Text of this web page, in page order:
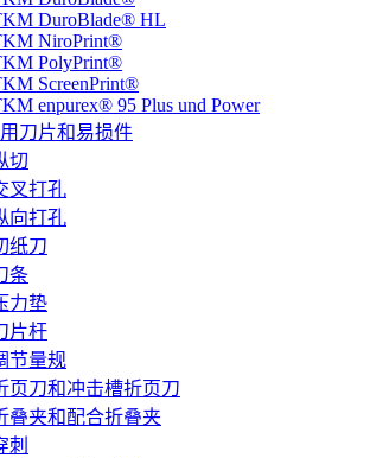
DuroBlade® HL
NiroPrint®
PolyPrint®
ScreenPrint®
enpurex® 95 Plus und Power
刀片和易损件
切
叉打孔
向打孔
纸刀
条
力垫
片杆
节量规
页刀和冲击槽折页刀
叠夹和配合折叠夹
刺